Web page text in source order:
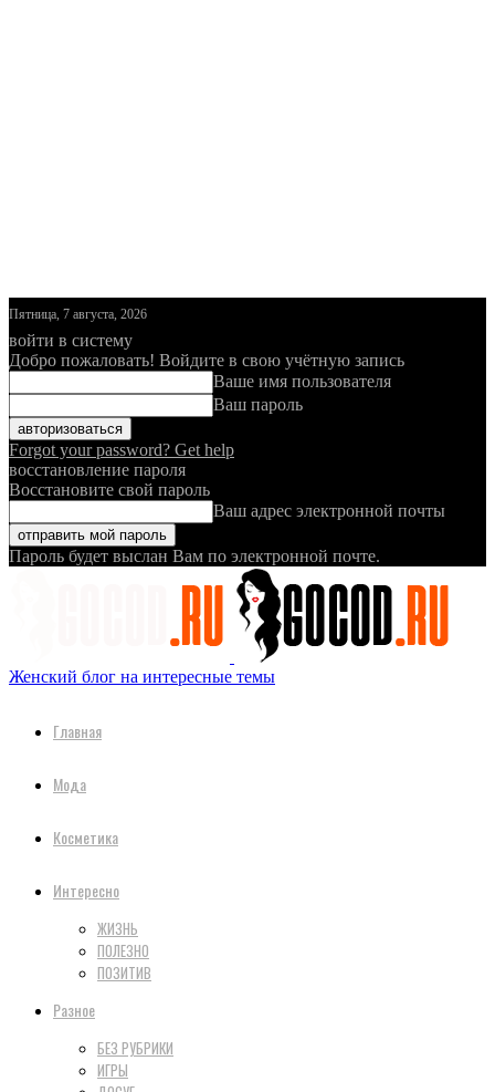
Пятница, 7 августа, 2026
войти в систему
Добро пожаловать! Войдите в свою учётную запись
Ваше имя пользователя
Ваш пароль
Forgot your password? Get help
восстановление пароля
Восстановите свой пароль
Ваш адрес электронной почты
Пароль будет выслан Вам по электронной почте.
Женский блог на интересные темы
Главная
Мода
Косметика
Интересно
ЖИЗНЬ
ПОЛЕЗНО
ПОЗИТИВ
Разное
БЕЗ РУБРИКИ
ИГРЫ